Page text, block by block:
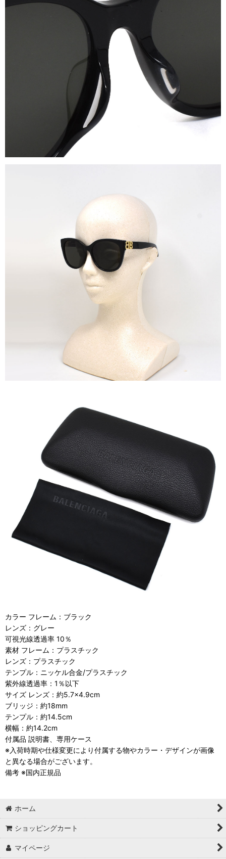
カラー フレーム：ブラック
レンズ：グレー
可視光線透過率 10％
素材 フレーム：プラスチック
レンズ：プラスチック
テンプル：ニッケル合金/プラスチック
紫外線透過率：1％以下
サイズ レンズ：約5.7×4.9cm
ブリッジ：約18mm
テンプル：約14.5cm
横幅：約14.2cm
付属品 説明書、専用ケース
※入荷時期や仕様変更により付属する物やカラー・デザインが画像
と異なる場合がございます。
備考 ※国内正規品
ホーム
ショッピングカート
マイページ